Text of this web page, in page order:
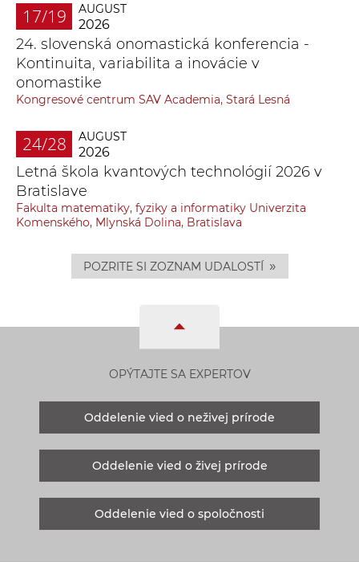
17/19 AUGUST
2026
24. slovenská onomastická konferencia -
Kontinuita, variabilita a inovácie v
onomastike
Kongresové centrum SAV Academia, Stará Lesná
24/28 AUGUST
2026
Letná škola kvantových technológií 2026 v
Bratislave
Fakulta matematiky, fyziky a informatiky Univerzita
Komenského, Mlynská Dolina, Bratislava
POZRITE SI ZOZNAM UDALOSTÍ »
OPÝTAJTE SA EXPERTOV
Oddelenie vied o neživej prírode
Oddelenie vied o živej prírode
Oddelenie vied o spoločnosti